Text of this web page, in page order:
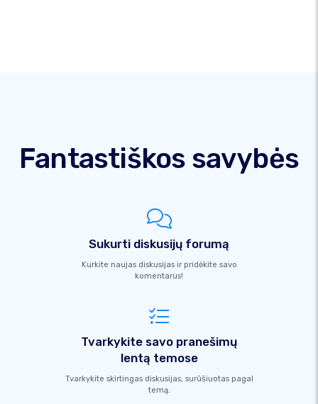
Fantastiškos savybės
Sukurti diskusijų forumą
Kurkite naujas diskusijas ir pridėkite savo
komentarus!
Tvarkykite savo pranešimų
lentą temose
Tvarkykite skirtingas diskusijas, surūšiuotas pagal
temą.